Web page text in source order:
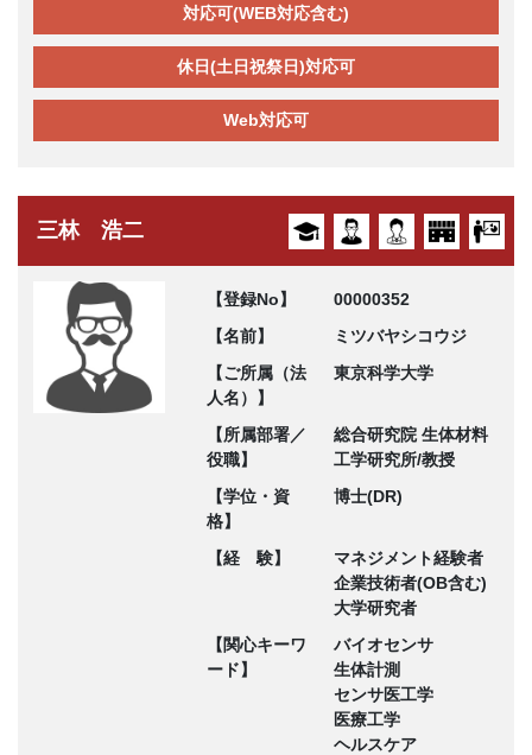
対応可(WEB対応含む)
休日(土日祝祭日)対応可
Web対応可
三林 浩二
【登録No】
00000352
【名前】
ミツバヤシコウジ
【ご所属（法
人名）】
東京科学大学
【所属部署／
役職】
総合研究院 生体材料
工学研究所/教授
【学位・資
格】
博士(DR)
【経 験】
マネジメント経験者
企業技術者(OB含む)
大学研究者
【関心キーワ
ード】
バイオセンサ
生体計測
センサ医工学
医療工学
ヘルスケア